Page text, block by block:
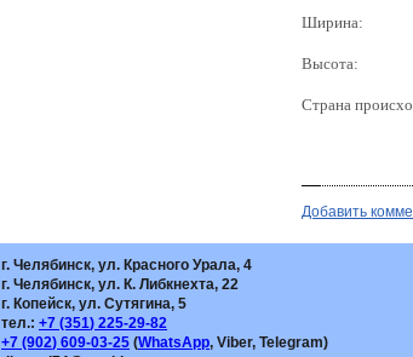
Ширина:
Высота:
Страна
Добавить
г. Челябинск, ул. Красного Урала, 4
г. Челябинск, ул. К. Либкнехта, 22
г. Копейск, ул. Сутягина, 5
тел.: +7 (351) 225-29-82
+7 (902) 609-03-25 (WhatsApp, Viber, Telegram)